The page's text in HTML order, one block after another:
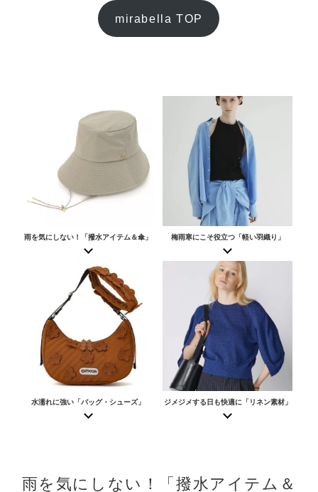
mirabella TOP
雨を気にしない！「撥水アイテム＆傘」 梅雨寒にこそ役立つ「軽い羽織り」
水濡れに強い「バッグ・シューズ」 ジメジメする日も快適に「リネン素材」
雨を気にしない！「撥水アイテム＆